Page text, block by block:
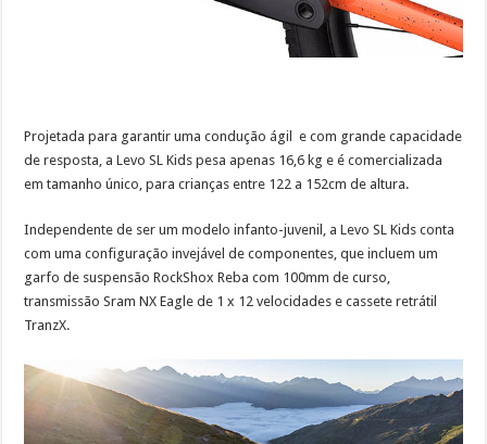
Projetada para garantir uma condução ágil e com grande capacidade
de resposta, a Levo SL Kids pesa apenas 16,6 kg e é comercializada
em tamanho único, para crianças entre 122 a 152cm de altura.
Independente de ser um modelo infanto-juvenil, a Levo SL Kids conta
com uma configuração invejável de componentes, que incluem um
garfo de suspensão RockShox Reba com 100mm de curso,
transmissão Sram NX Eagle de 1 x 12 velocidades e cassete retrátil
TranzX.